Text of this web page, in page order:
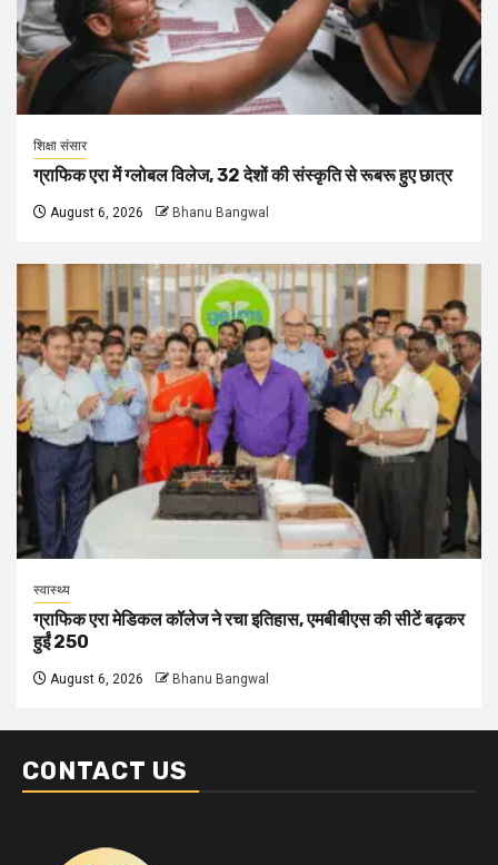
शिक्षा संसार
ग्राफिक एरा में ग्लोबल विलेज, 32 देशों की संस्कृति से रूबरू हुए छात्र
August 6, 2026 Bhanu Bangwal
स्वास्थ्य
ग्राफिक एरा मेडिकल कॉलेज ने रचा इतिहास, एमबीबीएस की सीटें बढ़कर
हुईं 250
August 6, 2026 Bhanu Bangwal
CONTACT US